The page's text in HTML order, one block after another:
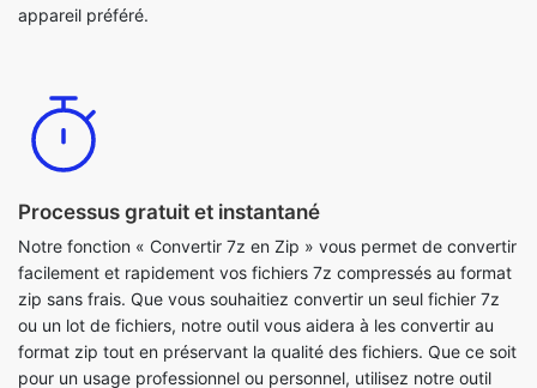
Notre fonction « Convertir 7z en Zip » vous permet de convertir
facilement et rapidement vos fichiers 7z compressés au format
zip sans frais. Que vous souhaitiez convertir un seul fichier 7z
ou un lot de fichiers, notre outil vous aidera à les convertir au
format zip tout en préservant la qualité des fichiers. Que ce soit
pour un usage professionnel ou personnel, utilisez notre outil
pour répondre à vos besoins de conversion.